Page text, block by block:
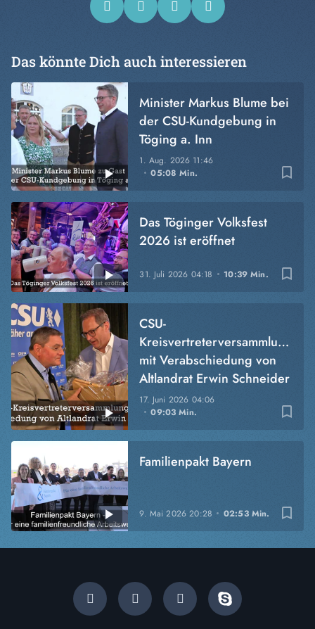
Das könnte Dich auch interessieren
bookmark_border
1. Aug. 2026 11:46
05:08 Min.
Minister Markus Blume bei
der CSU-Kundgebung in
Töging a. Inn
bookmark_border
31. Juli 2026 04:18 10:39 Min.
Das Töginger Volksfest
2026 ist eröffnet
bookmark_border
17. Juni 2026 04:06
09:03 Min.
CSU-
Kreisvertreterversammlung
mit Verabschiedung von
Altlandrat Erwin Schneider
bookmark_border
9. Mai 202620:28 02:53 Min.
Familienpakt Bayern